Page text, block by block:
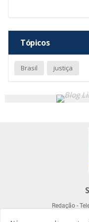
Tópicos
Brasil justiça
Redação -